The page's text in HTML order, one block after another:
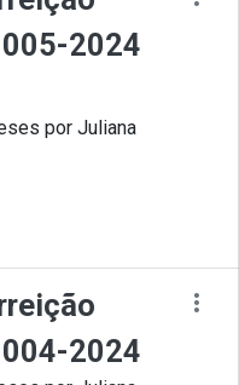
2024
por Juliana
2024